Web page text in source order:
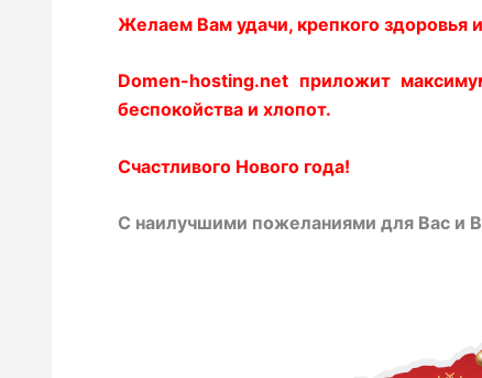
Желаем Вам удачи, крепкого здоровья
Domen-hosting.net приложит
беспокойства и хлопот.
Счастливого Нового года!
С наилучшими пожеланиями для Вас и